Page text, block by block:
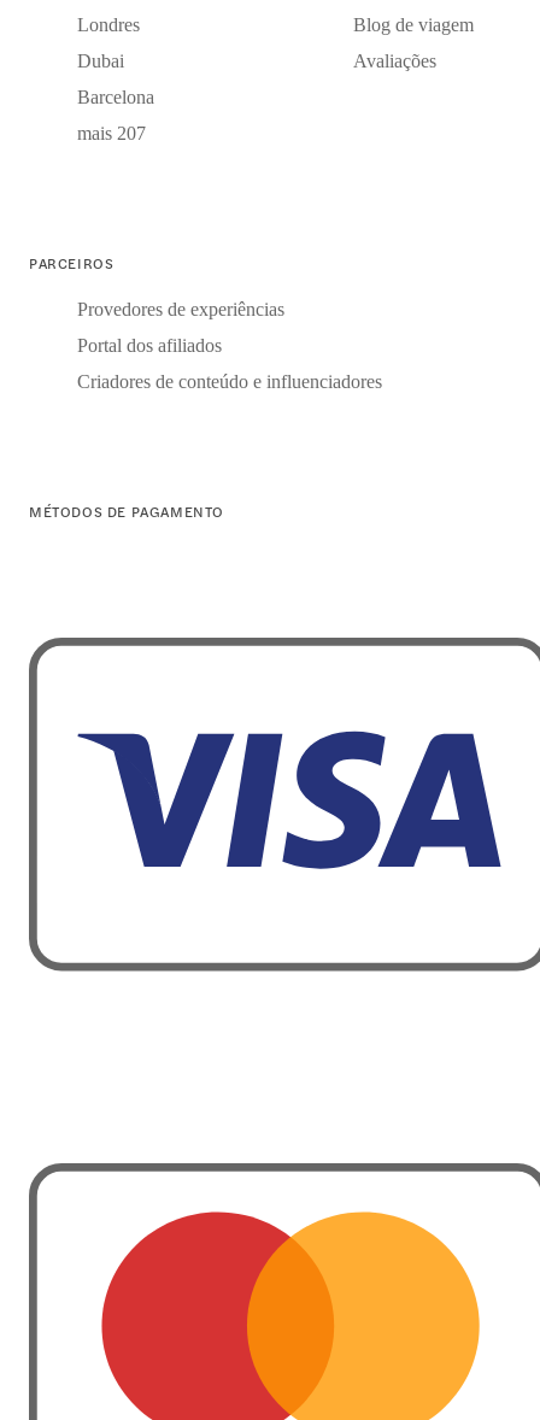
Londres
Dubai
Barcelona
mais 207
Blog de viagem
Avaliações
PARCEIROS
Provedores de experiências
Portal dos afiliados
Criadores de conteúdo e influenciadores
MÉTODOS DE PAGAMENTO